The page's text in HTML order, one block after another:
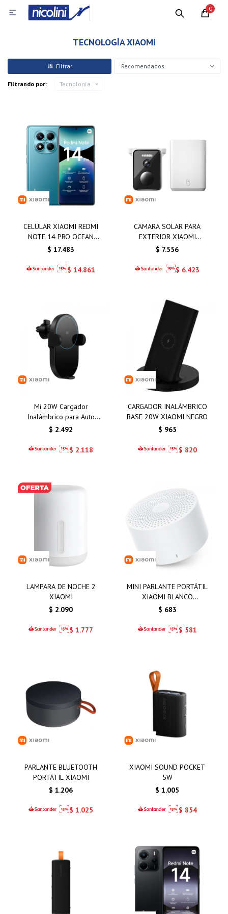
0

TECNOLOGÍA XIAOMI
Recomendados
Filtrando por: Tecnología
CELULAR XIAOMI REDMI
NOTE 14 PRO OCEAN
BLUE 8GB 256GB
$ 17.483
$ 14.861
CAMARA SOLAR PARA
EXTERIOR XIAOMI
BW400 PRO SET
$ 7.556
$ 6.423
Mi 20W Cargador
Inalámbrico para Auto
Xiaomi
$ 2.492
$ 2.118
CARGADOR INALÁMBRICO
BASE 20W XIAOMI NEGRO
$ 965
$ 820
LAMPARA DE NOCHE 2
XIAOMI
$ 2.090
$ 1.777
MINI PARLANTE PORTÁTIL
XIAOMI BLANCO
SPEAKER2 COMPACTO
$ 683
$ 581
PARLANTE BLUETOOTH
PORTÁTIL XIAOMI
$ 1.206
$ 1.025
XIAOMI SOUND POCKET
5W
$ 1.005
$ 854